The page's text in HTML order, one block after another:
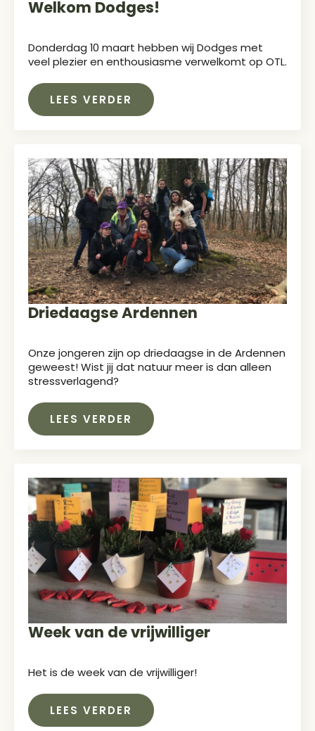
Welkom Dodges!
Donderdag 10 maart hebben wij Dodges met
veel plezier en enthousiasme verwelkomt op OTL.
LEES VERDER
Driedaagse Ardennen
Onze jongeren zijn op driedaagse in de Ardennen
geweest! Wist jij dat natuur meer is dan alleen
stressverlagend?
LEES VERDER
Week van de vrijwilliger
Het is de week van de vrijwilliger!
LEES VERDER